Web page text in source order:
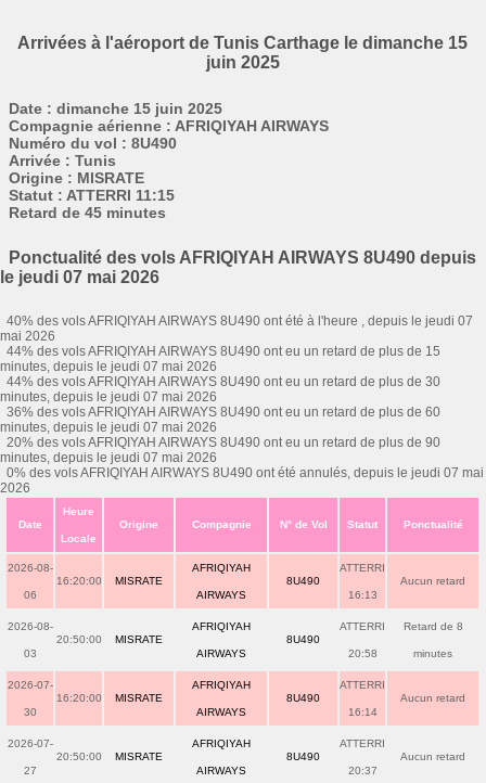
Arrivées à l'aéroport de Tunis Carthage le dimanche 15
juin 2025
Date : dimanche 15 juin 2025
Compagnie aérienne : AFRIQIYAH AIRWAYS
Numéro du vol : 8U490
Arrivée : Tunis
Origine : MISRATE
Statut : ATTERRI 11:15
Retard de 45 minutes
Ponctualité des vols AFRIQIYAH AIRWAYS 8U490 depuis
le jeudi 07 mai 2026
40% des vols AFRIQIYAH AIRWAYS 8U490 ont été à l'heure , depuis le jeudi 07
mai 2026
44% des vols AFRIQIYAH AIRWAYS 8U490 ont eu un retard de plus de 15
minutes, depuis le jeudi 07 mai 2026
44% des vols AFRIQIYAH AIRWAYS 8U490 ont eu un retard de plus de 30
minutes, depuis le jeudi 07 mai 2026
36% des vols AFRIQIYAH AIRWAYS 8U490 ont eu un retard de plus de 60
minutes, depuis le jeudi 07 mai 2026
20% des vols AFRIQIYAH AIRWAYS 8U490 ont eu un retard de plus de 90
minutes, depuis le jeudi 07 mai 2026
0% des vols AFRIQIYAH AIRWAYS 8U490 ont été annulés, depuis le jeudi 07 mai
2026
Date
Heure
Locale
Origine Compagnie N° de Vol Statut Ponctualité
2026-08-
06
16:20:00 MISRATE
AFRIQIYAH
AIRWAYS
8U490
ATTERRI
16:13
Aucun retard
2026-08-
03
20:50:00 MISRATE
AFRIQIYAH
AIRWAYS
8U490
ATTERRI
20:58
Retard de 8
minutes
2026-07-
30
16:20:00 MISRATE
AFRIQIYAH
AIRWAYS
8U490
ATTERRI
16:14
Aucun retard
2026-07-
27
20:50:00 MISRATE
AFRIQIYAH
AIRWAYS
8U490
ATTERRI
20:37
Aucun retard